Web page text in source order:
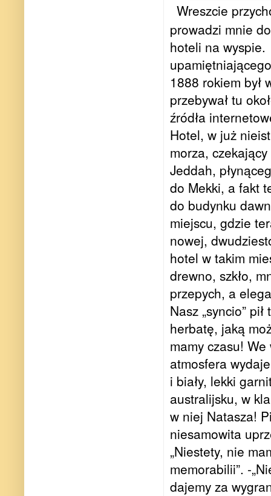
Wreszcie
prowadzi mnie
hoteli na wyspie.
upamiętniającego
1888 rokiem był
przebywał tu
źródła
Hotel, w już
morza,
Jeddah,
do Mekki, a fakt
do budynku
miejscu, gdzie
nowej,
hotel w takim
drewno, szkło,
przepych, a
Nasz „syncio”
herbatę, jaką
mamy czasu!
atmosfera
i biały, lekki
australijsku, w
w niej Natasza!
niesamowita
„Niestety, nie
memorabilii”. -
dajemy za